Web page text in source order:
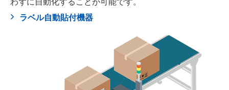
ラベル自動貼付機器